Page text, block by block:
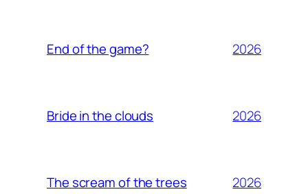
End of the game? 2026
Bride in the clouds 2026
The scream of the trees 2026